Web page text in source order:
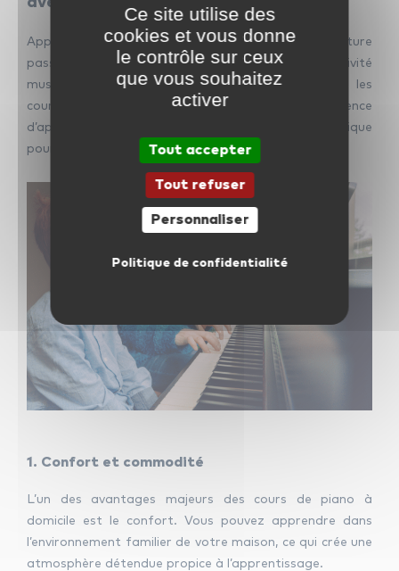
Apprendre à jouer du piano est une aventure
passionnante qui ouvre les portes de la créativité
musicale. Chez icm, nous sommes convaincus que les
cours de piano à domicile offrent une expérience
d’apprentissage exceptionnelle. Alors, on vous explique
pourquoi.
1. Confort et commodité
L’un des avantages majeurs des cours de piano à
domicile est le confort. Vous pouvez apprendre dans
l’environnement familier de votre maison, ce qui crée une
atmosphère détendue propice à l’apprentissage.
Ce site utilise des
cookies et vous donne
le contrôle sur ceux
que vous souhaitez
activer
Tout accepter
Tout refuser
Personnaliser
Politique de confidentialité